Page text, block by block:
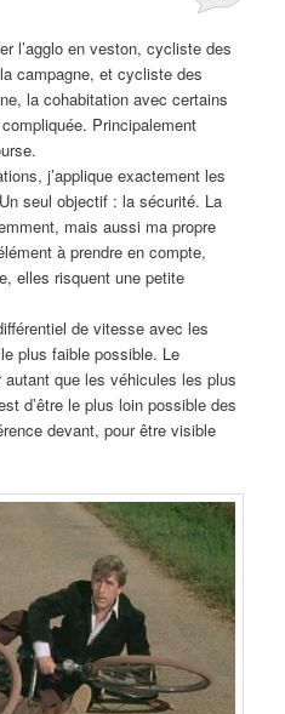
l’agglo en veston, cycliste des
campagne, et cycliste des
la cohabitation avec certains
Principalement
j’applique exactement les
seul objectif : la sécurité. La
mais aussi ma propre
à prendre en compte,
elles risquent une petite
de vitesse avec les
plus faible possible. Le
que les véhicules les plus
d’être le plus loin possible des
devant, pour être visible